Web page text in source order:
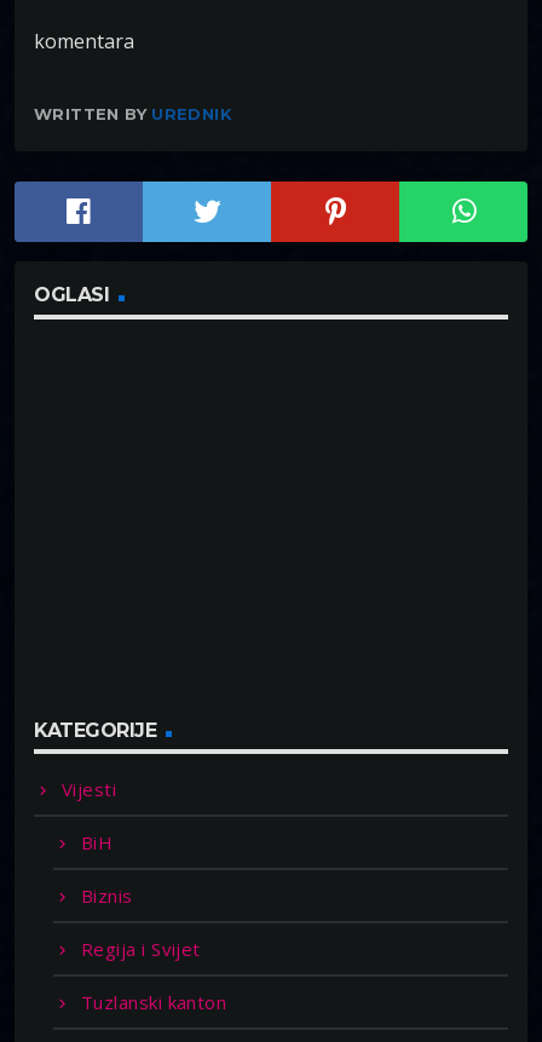
komentara
WRITTEN BY UREDNIK
OGLASI
KATEGORIJE
Vijesti
BiH
Biznis
Regija i Svijet
Tuzlanski kanton